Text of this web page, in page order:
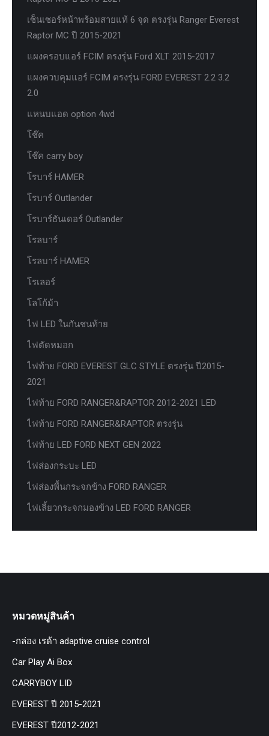
เซ็นเซอร์หน้าพร้อมสายแท้ 6 จุด ตรงรุ่น Ranger Everest
Raptor MC ปี 2015-2021
แผงครอบแอร์ FCIM ตรงรุ่น Ford XLT. 2015-2017
แผงควบคุมแอร์ FCIM ตรงรุ่น FORD EVEREST 2.2 3.2
2.0
แหนบแอด option 4wd
โช๊ค
โช๊ค carry boy
โรบาร์ HAMER
โรบาร์ Outlander
โรบาร์ธันเดอร์ Outlander
โรลบาร์
โรลบาร์ HAMER
โรเลอร์
โลโก้ม้า
ไฟ LED ในกันชนท้าย
ไฟตัดหมอก
ไฟท้าย FORD EVEREST GLC STYLE ตรงรุ่น ปี2015-
2021
ไฟท้าย FORD RANGER&RAPTOR 2012-2021 LED
ไฟท้าย FORD RANGER&RAPTOR ตรงรุ่น
ไฟท้าย LED FORD NEXT GEN 2022
ไฟส่องกระบะ LED
ไฟส่องพื้นกระจกข้าง FORD RANGER
ไฟเลี้ยวกระจกมองข้าง LED FORD RANGER
หมวดหมู่สินค้า
-กล่อง เรด้า adaptive cruise control
Car Play Ai Box
CARRYBOY LID
EVEREST ปี 2015-2021
EVEREST ปี2012-2021